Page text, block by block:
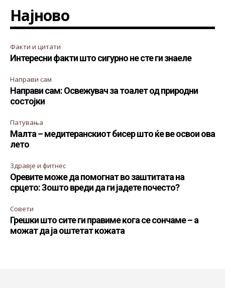
Најново
Факти и цитати
Интересни факти што сигурно не сте ги знаеле
Направи сам
Направи сам: Освежувач за тоалет од природни
состојки
Патувања
Малта – медитеранскиот бисер што ќе ве освои ова
лето
Здравје и фитнес
Оревите може да помогнат во заштитата на
срцето: Зошто вреди да ги јадете почесто?
Совети
Грешки што сите ги правиме кога се сончаме – а
можат да ја оштетат кожата